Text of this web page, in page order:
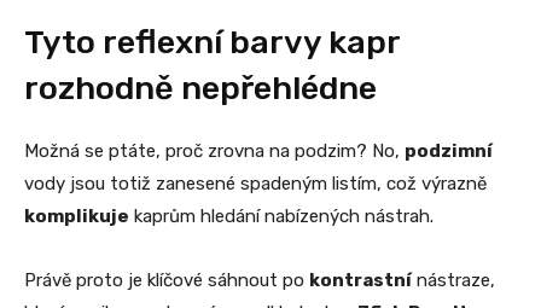
Tyto reflexní barvy kapr
rozhodně nepřehlédne
Možná se ptáte, proč zrovna na podzim? No, podzimní
vody jsou totiž zanesené spadeným listím, což výrazně
komplikuje kaprům hledání nabízených nástrah.
Právě proto je klíčové sáhnout po kontrastnínástraze,